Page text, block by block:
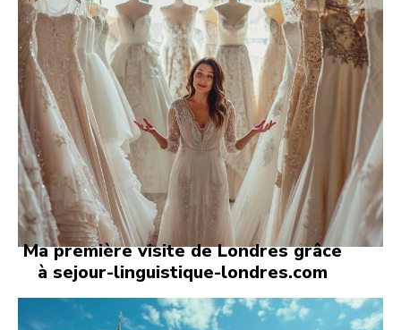
Ma première visite de Londres grâce
à sejour-linguistique-londres.com